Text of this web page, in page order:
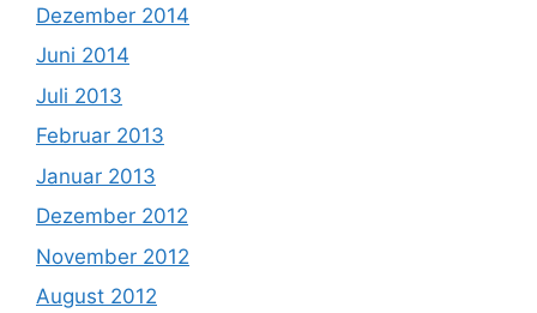
Dezember 2014
Juni 2014
Juli 2013
Februar 2013
Januar 2013
Dezember 2012
November 2012
August 2012